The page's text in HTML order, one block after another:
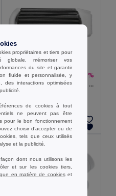
1,26 €1,35 € -7%
ALWAYS Brosse pliable avec miroir
GiftRetail KC5720
Ajouter au Panier
QTÉ MIN: 10
propriétaires et tiers pour
globale, mémoriser vos
du site et garantir
fluide et personnalisée, y
des interactions optimisées
de cookies à tout
ne peuvent pas être
pour le bon fonctionnement
choisir d’accepter ou de
tels que ceux utilisés
et la publicité.
dont nous utilisons les
et sur les cookies tiers,
en matière de cookieset